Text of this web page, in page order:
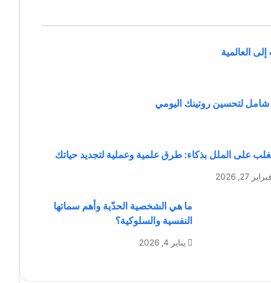
العالمية
لتحسين روتينك اليومي
على الملل بذكاء: طرق علمية وعملية لتجديد حياتك
فبراير 27, 2026
ما هي الشخصية الحدّية وأهم سماتها
النفسية والسلوكية؟
يناير 4, 2026